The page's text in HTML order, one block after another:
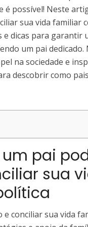
possível! Neste
sua vida familiar
e dicas para garantir
um pai dedicado.
na sociedade e
descobrir como
pai
sua
conciliar sua vida